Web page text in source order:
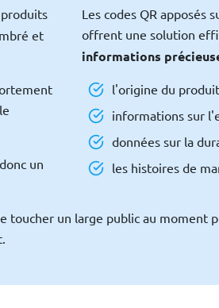
et
un
Les codes QR apposés
offrent une solution
informations
l'origine du
informations sur
données sur la
les histoires de
un large public au moment